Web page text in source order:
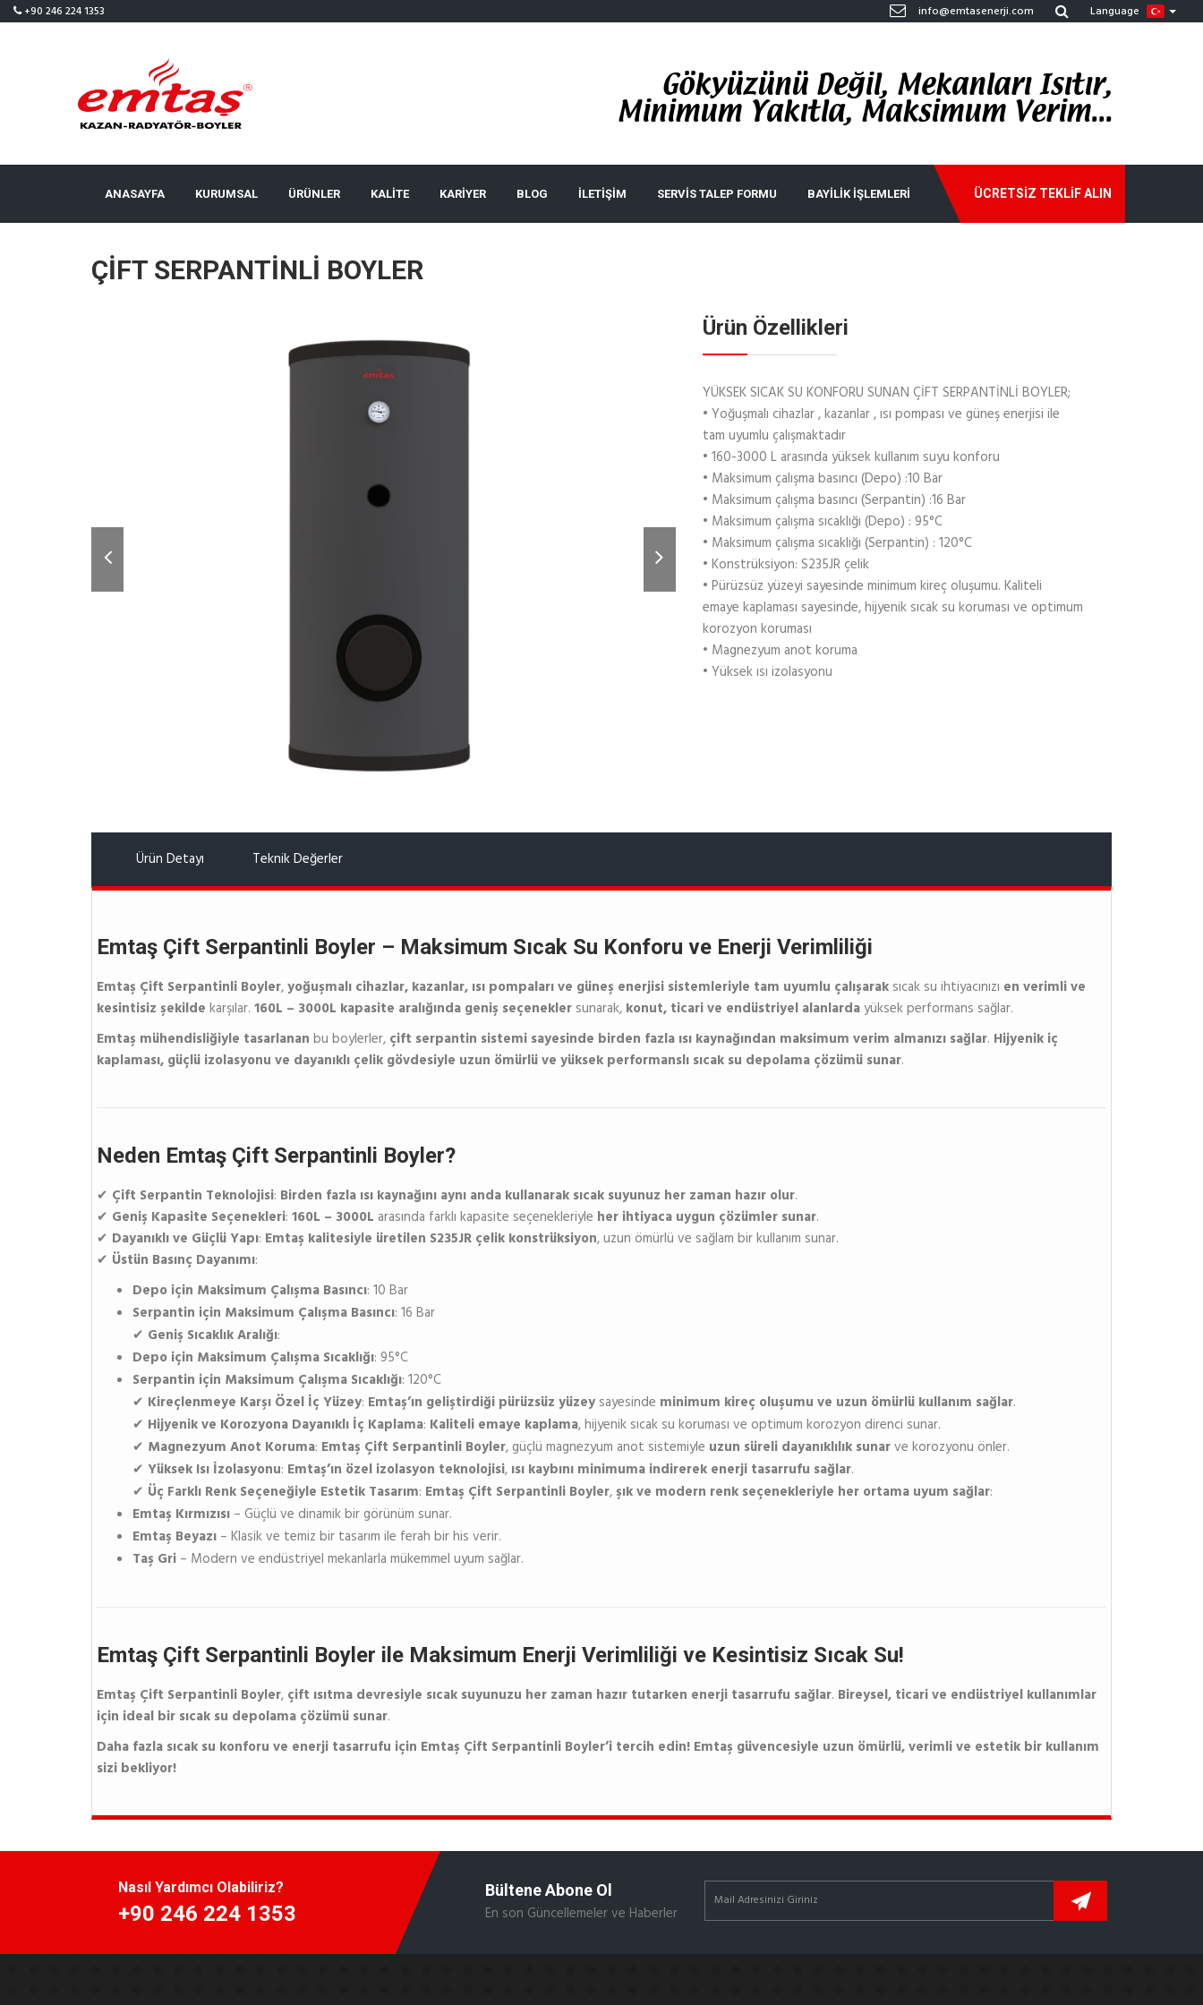
+90 246 224 1353 info@emtasenerji.com Language
Gökyüzünü Değil, Mekanları Isıtır,
Minimum Yakıtla, Maksimum Verim...
ANASAYFA KURUMSAL ÜRÜNLER KALITE KARIYER BLOG İLETİŞİM SERVIS TALEP FORMU BAYILIK İŞLEMLERI ÜCRETSIZ TEKLIF ALIN
ÇİFT SERPANTİNLİ BOYLER
Ürün Özellikleri
YÜKSEK SICAK SU KONFORU SUNAN ÇİFT SERPANTİNLİ BOYLER;
• Yoğuşmalı cihazlar , kazanlar , ısı pompası ve güneş enerjisi ile
tam uyumlu çalışmaktadır
• 160-3000 L arasında yüksek kullanım suyu konforu
• Maksimum çalışma basıncı (Depo) :10 Bar
• Maksimum çalışma basıncı (Serpantin) :16 Bar
• Maksimum çalışma sıcaklığı (Depo) : 95°C
• Maksimum çalışma sıcaklığı (Serpantin) : 120°C
• Konstrüksiyon: S235JR çelik
• Pürüzsüz yüzeyi sayesinde minimum kireç oluşumu. Kaliteli
emaye kaplaması sayesinde, hijyenik sıcak su koruması ve optimum
korozyon koruması
• Magnezyum anot koruma
• Yüksek ısı izolasyonu
Ürün Detayı Teknik Değerler
Emtaş Çift Serpantinli Boyler – Maksimum Sıcak Su Konforu ve Enerji Verimliliği
Emtaş Çift Serpantinli Boyler,yoğuşmalı cihazlar, kazanlar, ısı pompaları ve güneş enerjisi sistemleriyle tam uyumlu çalışarak sıcak su ihtiyacınızı en verimli ve
kesintisiz şekilde karşılar. 160L – 3000L kapasite aralığında geniş seçenekler sunarak, konut, ticari ve endüstriyel alanlardayüksek performans sağlar.
Emtaş mühendisliğiyle tasarlanan bu boylerler, çift serpantin sistemi sayesinde birden fazla ısı kaynağından maksimum verim almanızı sağlar. Hijyenik iç
kaplaması, güçlü izolasyonu ve dayanıklı çelik gövdesiyle uzun ömürlü ve yüksek performanslı sıcak su depolama çözümü sunar.
Neden Emtaş Çift Serpantinli Boyler?
✔ Çift Serpantin Teknolojisi: Birden fazla ısı kaynağını aynı anda kullanarak sıcak suyunuz her zaman hazır olur.
✔ Geniş Kapasite Seçenekleri: 160L – 3000L arasında farklı kapasite seçenekleriyle her ihtiyaca uygun çözümler sunar.
✔ Dayanıklı ve Güçlü Yapı: Emtaş kalitesiyle üretilen S235JR çelik konstrüksiyon, uzun ömürlü ve sağlam bir kullanım sunar.
✔ Üstün Basınç Dayanımı:
Depo için Maksimum Çalışma Basıncı: 10 Bar
Serpantin için Maksimum Çalışma Basıncı: 16 Bar
✔ Geniş Sıcaklık Aralığı:
Depo için Maksimum Çalışma Sıcaklığı: 95°C
Serpantin için Maksimum Çalışma Sıcaklığı: 120°C
✔ Kireçlenmeye Karşı Özel İç Yüzey: Emtaş’ın geliştirdiği pürüzsüz yüzey sayesinde minimum kireç oluşumu ve uzun ömürlü kullanım sağlar.
✔ Hijyenik ve Korozyona Dayanıklı İç Kaplama: Kaliteli emaye kaplama, hijyenik sıcak su koruması ve optimum korozyon direnci sunar.
✔ Magnezyum Anot Koruma: Emtaş Çift Serpantinli Boyler, güçlü magnezyum anot sistemiyle uzun süreli dayanıklılık sunarve korozyonu önler.
✔ Yüksek Isı İzolasyonu: Emtaş’ın özel izolasyon teknolojisi, ısı kaybını minimuma indirerek enerji tasarrufu sağlar.
✔ Üç Farklı Renk Seçeneğiyle Estetik Tasarım: Emtaş Çift Serpantinli Boyler, şık ve modern renk seçenekleriyle her ortama uyum sağlar:
Emtaş Kırmızısı – Güçlü ve dinamik bir görünüm sunar.
Emtaş Beyazı – Klasik ve temiz bir tasarım ile ferah bir his verir.
Taş Gri – Modern ve endüstriyel mekanlarla mükemmel uyum sağlar.
Emtaş Çift Serpantinli Boyler ile Maksimum Enerji Verimliliği ve Kesintisiz Sıcak Su!
Emtaş Çift Serpantinli Boyler, çift ısıtma devresiyle sıcak suyunuzu her zaman hazır tutarken enerji tasarrufu sağlar. Bireysel, ticari ve endüstriyel kullanımlar
için ideal bir sıcak su depolama çözümü sunar.
Daha fazla sıcak su konforu ve enerji tasarrufu için Emtaş Çift Serpantinli Boyler’i tercih edin! Emtaş güvencesiyle uzun ömürlü, verimli ve estetik bir kullanım
sizi bekliyor!
Nasıl Yardımcı Olabiliriz?
+90 246 224 1353
Bültene Abone Ol
En son Güncellemeler ve Haberler